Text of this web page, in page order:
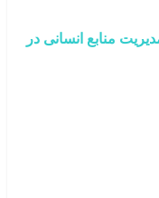
منابع انسانی در